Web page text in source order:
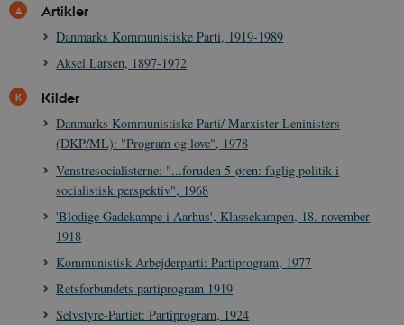
Artikler
Danmarks Kommunistiske Parti, 1919-1989
Aksel Larsen, 1897-1972
Kilder
Danmarks Kommunistiske Parti/ Marxister-Leninisters
(DKP/ML): "Program og love", 1978
Venstresocialisterne: "...foruden 5-øren: faglig politik i
socialistisk perspektiv", 1968
'Blodige Gadekampe i Aarhus', Klassekampen, 18. november
1918
Kommunistisk Arbejderparti: Partiprogram, 1977
Retsforbundets partiprogram 1919
Selvstyre-Partiet: Partiprogram, 1924